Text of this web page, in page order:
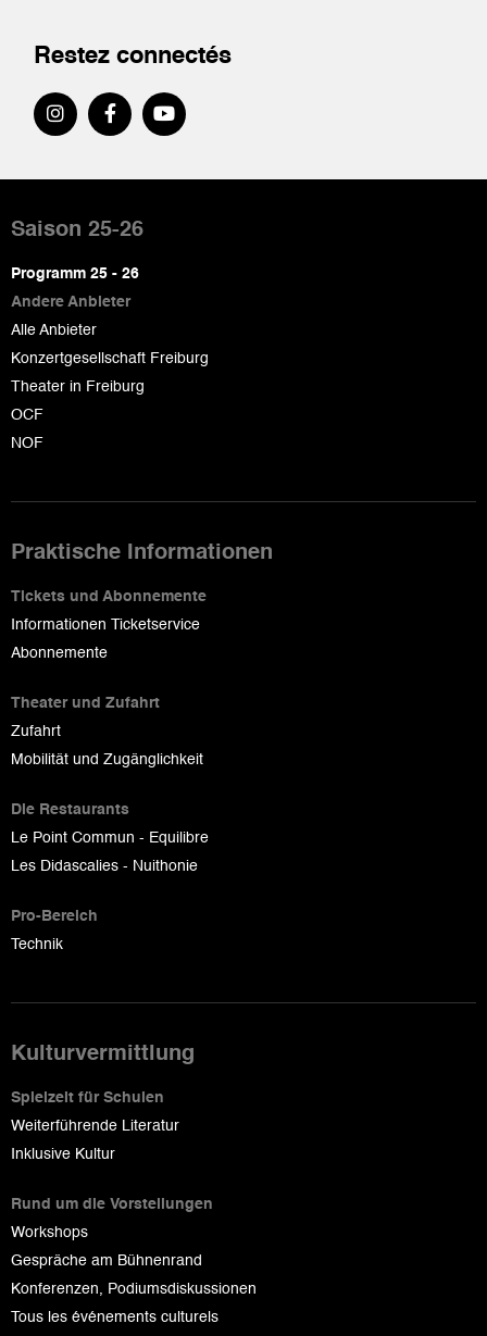
Restez connectés
de
page
Saison 25-26
Programm 25 - 26
Andere Anbieter
Alle Anbieter
Konzertgesellschaft Freiburg
Theater in Freiburg
OCF
NOF
Praktische Informationen
Tickets und Abonnemente
Informationen Ticketservice
Abonnemente
Theater und Zufahrt
Zufahrt
Mobilität und Zugänglichkeit
Die Restaurants
Le Point Commun - Equilibre
Les Didascalies - Nuithonie
Pro-Bereich
Technik
Kulturvermittlung
Spielzeit für Schulen
Weiterführende Literatur
Inklusive Kultur
Rund um die Vorstellungen
Workshops
Gespräche am Bühnenrand
Konferenzen, Podiumsdiskussionen
Tous les événements culturels